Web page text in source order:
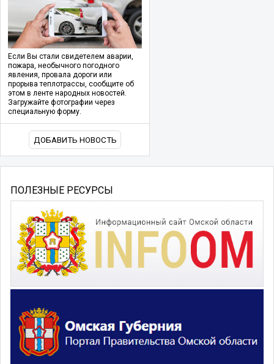
Если Вы стали свидетелем аварии,
пожара, необычного погодного
явления, провала дороги или
прорыва теплотрассы, сообщите об
этом в ленте народных новостей.
Загружайте фотографии через
специальную форму.
ДОБАВИТЬ НОВОСТЬ
ПОЛЕЗНЫЕ РЕСУРСЫ